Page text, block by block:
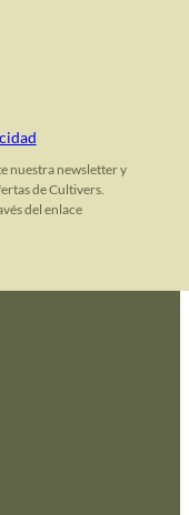
nuestra newsletter y
de Cultivers.
del enlace